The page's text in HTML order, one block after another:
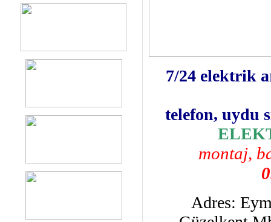
7/24 elektrik
telefon, uydu
montaj,
Adres: